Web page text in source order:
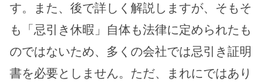
す。また、後で詳しく解説しますが、そもそ
も「忌引き休暇」自体も法律に定められたも
のではないため、多くの会社では忌引き証明
書を必要としません。ただ、まれにではあり